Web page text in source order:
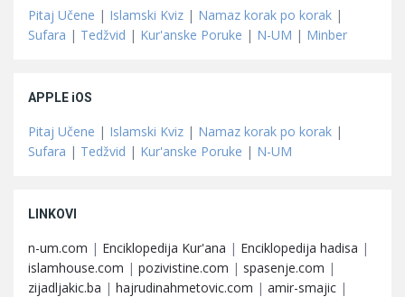
Pitaj Učene | Islamski Kviz | Namaz korak po korak |
Sufara | Tedžvid | Kur'anske Poruke | N-UM | Minber
APPLE iOS
Pitaj Učene | Islamski Kviz | Namaz korak po korak |
Sufara | Tedžvid | Kur'anske Poruke | N-UM
LINKOVI
n-um.com | Enciklopedija Kur'ana | Enciklopedija hadisa |
islamhouse.com | pozivistine.com | spasenje.com |
zijadljakic.ba | hajrudinahmetovic.com | amir-smajic |